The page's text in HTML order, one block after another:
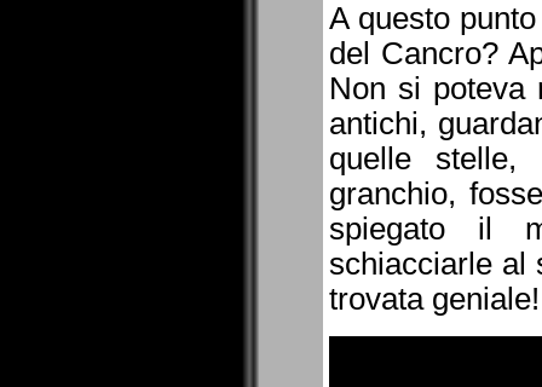
A questo
del Cancro?
Non si poteva
antichi,
quelle stelle,
granchio,
spiegato il
schiacciarle al
trovata geniale!